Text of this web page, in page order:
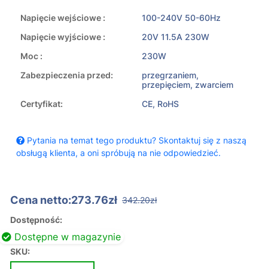
Napięcie wejściowe :
100-240V 50-60Hz
Napięcie wyjściowe :
20V 11.5A 230W
Moc :
230W
Zabezpieczenia przed:
przegrzaniem,
przepięciem, zwarciem
Certyfikat:
CE, RoHS
Pytania na temat tego produktu? Skontaktuj się z naszą
obsługą klienta, a oni spróbują na nie odpowiedzieć.
Cena netto:273.76zł 342.20zł
Dostępność:
Dostępne w magazynie
SKU: